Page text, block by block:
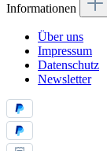
Informationen
Über uns
Impressum
Datenschutz
Newsletter